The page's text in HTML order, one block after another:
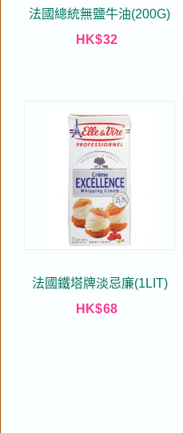
法國總統無鹽牛油(200G)
HK$32
法國鐵塔牌淡忌廉(1LIT)
HK$68